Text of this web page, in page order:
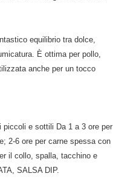
equilibrio tra dolce,
È ottima per pollo,
anche per un tocco
piccoli e sottili Da 1 a 3 ore per
2-6 ore per carne spessa con
il collo, spalla, tacchino e
SALSA DIP.